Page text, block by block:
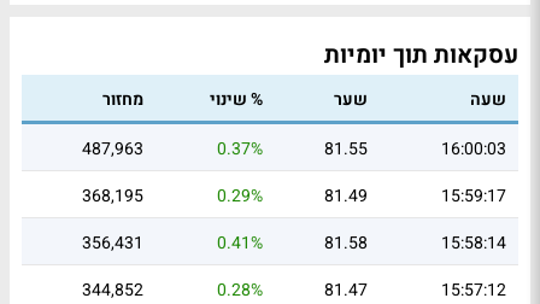
עסקאות תוך יומיות
שעה שער % שינוי
מחזור
16:00:03
81.55
0.37%
487,963
15:59:17
81.49
0.29%
368,195
15:58:14
81.58
0.41%
356,431
15:57:12
81.47
0.28%
344,852